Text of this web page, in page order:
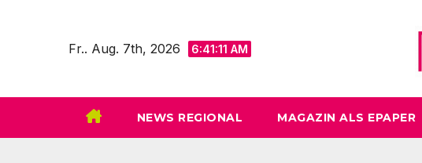
Fr.. Aug. 7th, 2026 6:41:13 AM
NEWS REGIONAL MAGAZIN ALS EPAPER